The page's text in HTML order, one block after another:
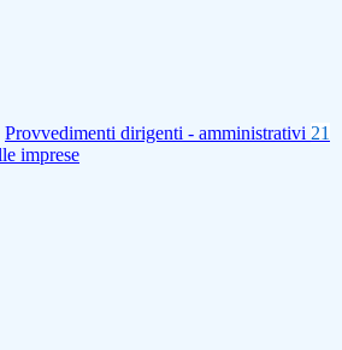
Provvedimenti dirigenti - amministrativi 21
imprese